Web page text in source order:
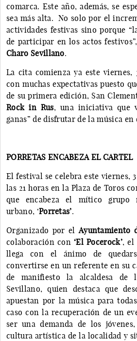
comarca. Este año, además, se
sea más alta. No solo por el
actividades festivas sino porque
de participar en los actos
Charo Sevillano.
La cita comienza ya este
con muchas expectativas puesto
de su primera edición, San
Rock in Rus, una iniciativa que
ganas” de disfrutar de la música
PORRETAS ENCABEZA EL CARTEL
El festival se celebra este viernes,
las 21 horas en la Plaza de Toros
que encabeza el mítico grupo
urbano, ‘Porretas’.
Organizado por el Ayuntamiento
colaboración con ‘El Pocerock’, el
llega con el ánimo de
convertirse en un referente en su
de manifiesto la alcaldesa de
Sevillano, quien destaca que
apuestan por la música para
caso con la recuperación de un
ser una demanda de los
cultura artística de la localidad y